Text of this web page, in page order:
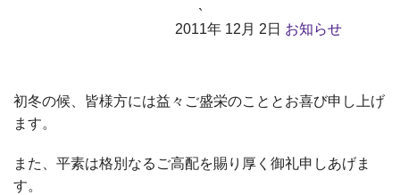
`
2011年 12月 2日 お知らせ
初冬の候、皆様方には益々ご盛栄のこととお喜び申し上げ
ます。
また、平素は格別なるご高配を賜り厚く御礼申しあげま
す。